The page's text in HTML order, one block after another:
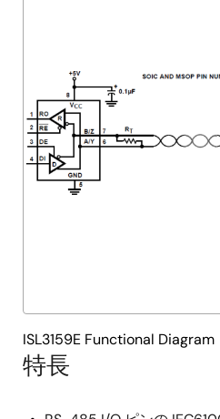
特長
ISL3159E Functional Diagram